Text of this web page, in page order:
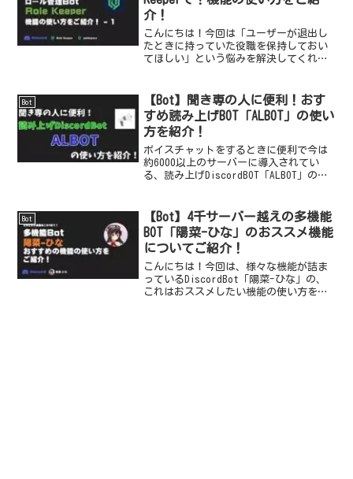
介！
こんにちは！今回は「ユーザーが退出し
たときに持っていた役職を保持しておい
てほしい」という悩みを解決してくれる
Bot
【Bot】聞き専の人に便利！おす
すめ読み上げBOT「ALBOT」の使い
方を紹介！
ボイスチャットをするときに便利で今は
約6000以上のサーバーに導入されてい
る、読み上げDiscordBOT「ALBOT」の使
Bot
【Bot】4千サーバー越えの多機能
BOT「陽菜-ひな」のおススメ機能
についてご紹介！
こんにちは！今回は、様々な機能が詰ま
っているDiscordBot「陽菜-ひな」の、
これはおススメしたい機能の使い方をご